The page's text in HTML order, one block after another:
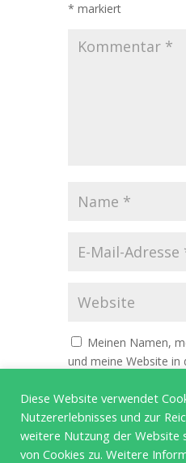
* markiert
Meinen Namen,
und meine Website
Diese Website verwendet
Nutzererlebnisses und zur
weitere Nutzung der Website
von Cookies zu. Weitere